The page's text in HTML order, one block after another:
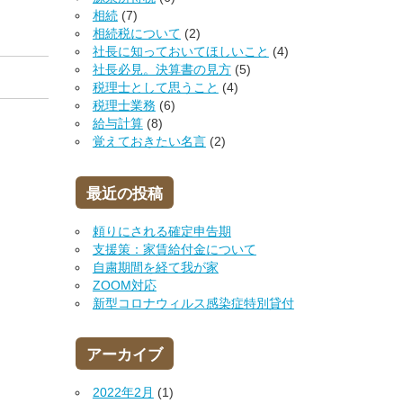
相続(7)
相続税について (2)
社長に知っておいてほしいこと (4)
社長必見。決算書の見方(5)
税理士として思うこと (4)
税理士業務 (6)
給与計算(8)
覚えておきたい名言(2)
最近の投稿
頼りにされる確定申告期
支援策：家賃給付金について
自粛期間を経て我が家
ZOOM対応
新型コロナウィルス感染症特別貸付
アーカイブ
2022年2月 (1)